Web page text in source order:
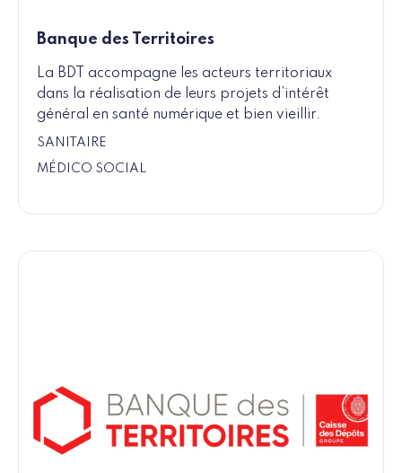
Banque des Territoires
La BDT accompagne les acteurs territoriaux
dans la réalisation de leurs projets d’intérêt
général en santé numérique et bien vieillir.
SANITAIRE
MÉDICO SOCIAL